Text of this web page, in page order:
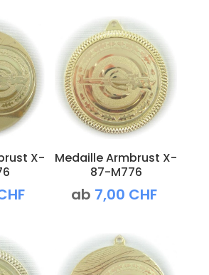
X-
Medaille Armbrust X-
87-M776
ab 7,00 CHF